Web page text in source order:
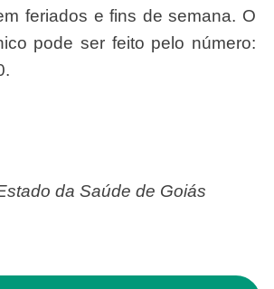
feriados e fins de semana. O
pode ser feito pelo número:
da Saúde de Goiás